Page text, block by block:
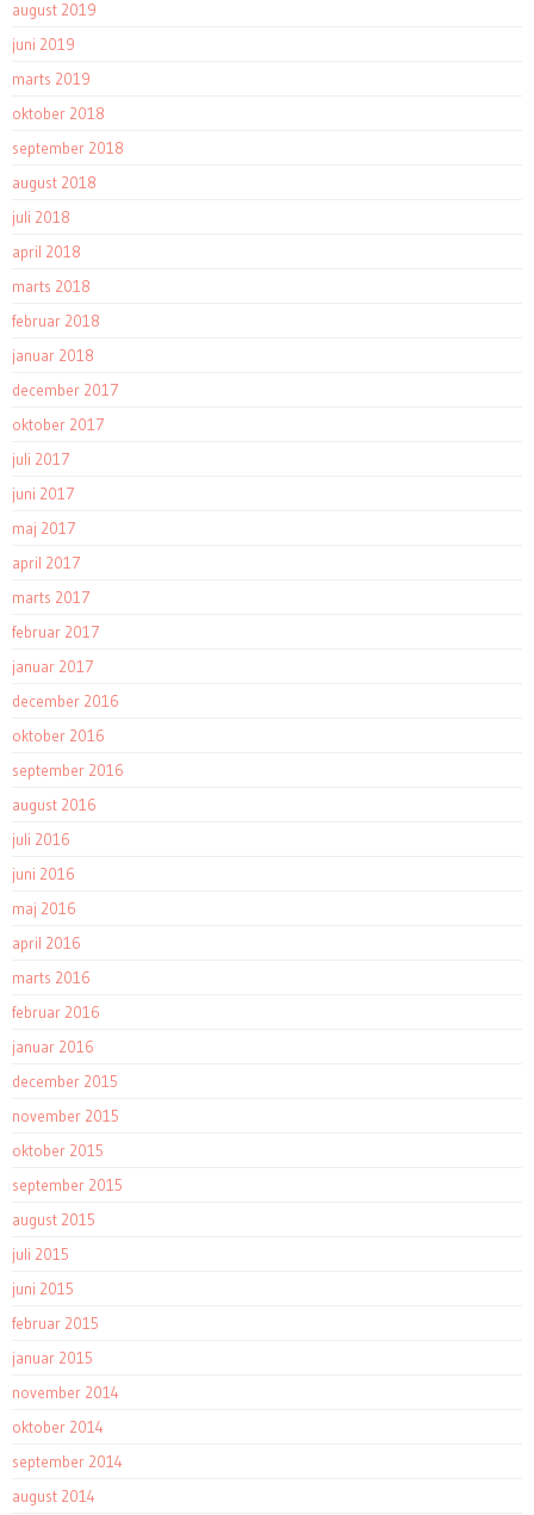
august 2019
juni 2019
marts 2019
oktober 2018
september 2018
august 2018
juli 2018
april 2018
marts 2018
februar 2018
januar 2018
december 2017
oktober 2017
juli 2017
juni 2017
maj 2017
april 2017
marts 2017
februar 2017
januar 2017
december 2016
oktober 2016
september 2016
august 2016
juli 2016
juni 2016
maj 2016
april 2016
marts 2016
februar 2016
januar 2016
december 2015
november 2015
oktober 2015
september 2015
august 2015
juli 2015
juni 2015
februar 2015
januar 2015
november 2014
oktober 2014
september 2014
august 2014